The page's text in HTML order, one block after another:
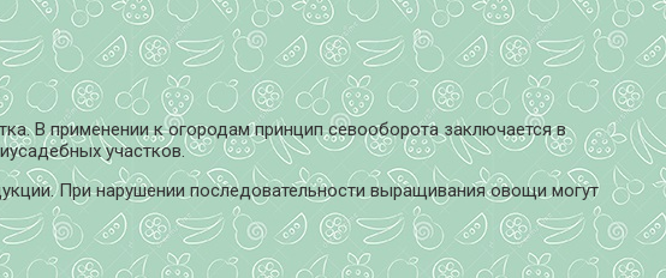
В применении к огородам принцип севооборота заключается в
участков.
При нарушении последовательности выращивания овощи могут